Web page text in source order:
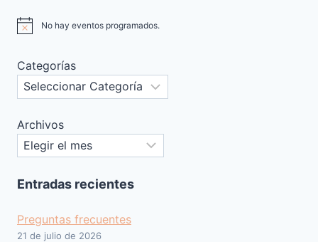
Aviso No hay eventos programados.
Categorías
Archivos
Entradas recientes
Preguntas frecuentes
21 de julio de 2026